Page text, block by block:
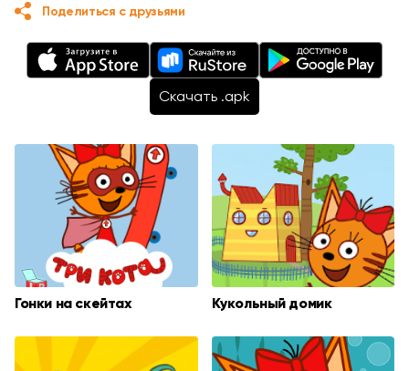
Поделиться с друзьями
Cкачать .apk
Гонки на скейтах Кукольный домик